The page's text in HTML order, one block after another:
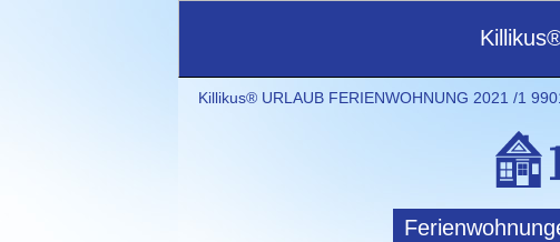
Killikus® URLAUB FERIENWOHNUNG 2021 /1